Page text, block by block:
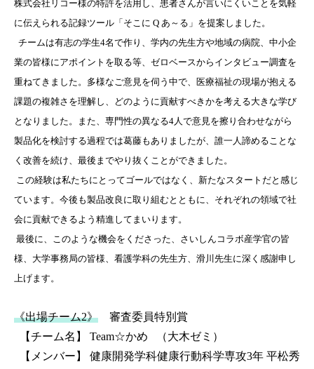
株式会社リコー様の特許を活用し、患者さんが言いにくいことを気軽
に伝えられる記録ツール「そこに Q あ～る」を提案しました。
チームは有志の学生4名で作り、学内の先生方や地域の病院、中小企
業の皆様にアポイントを取る等、ゼロベースからインタビュー調査を
重ねてきました。多様なご意見を伺う中で、医療福祉の現場が抱える
課題の複雑さを理解し、どのように貢献すべきかを考える大きな学び
となりました。また、専門性の異なる4人で意見を擦り合わせながら
製品化を検討する過程では葛藤もありましたが、誰一人諦めることな
く改善を続け、最後までやり抜くことができました。
この経験は私たちにとってゴールではなく、新たなスタートだと感じ
ています。今後も製品改良に取り組むとともに、それぞれの領域で社
会に貢献できるよう精進してまいります。
最後に、このような機会をくださった、さいしんコラボ産学官の皆
様、大学事務局の皆様、看護学科の先生方、滑川先生に深く感謝申し
上げます。
《出場チーム2》 審査委員特別賞
【チーム名】 Team☆かめ （大木ゼミ）
【メンバー】 健康開発学科健康行動科学専攻3年 平松秀